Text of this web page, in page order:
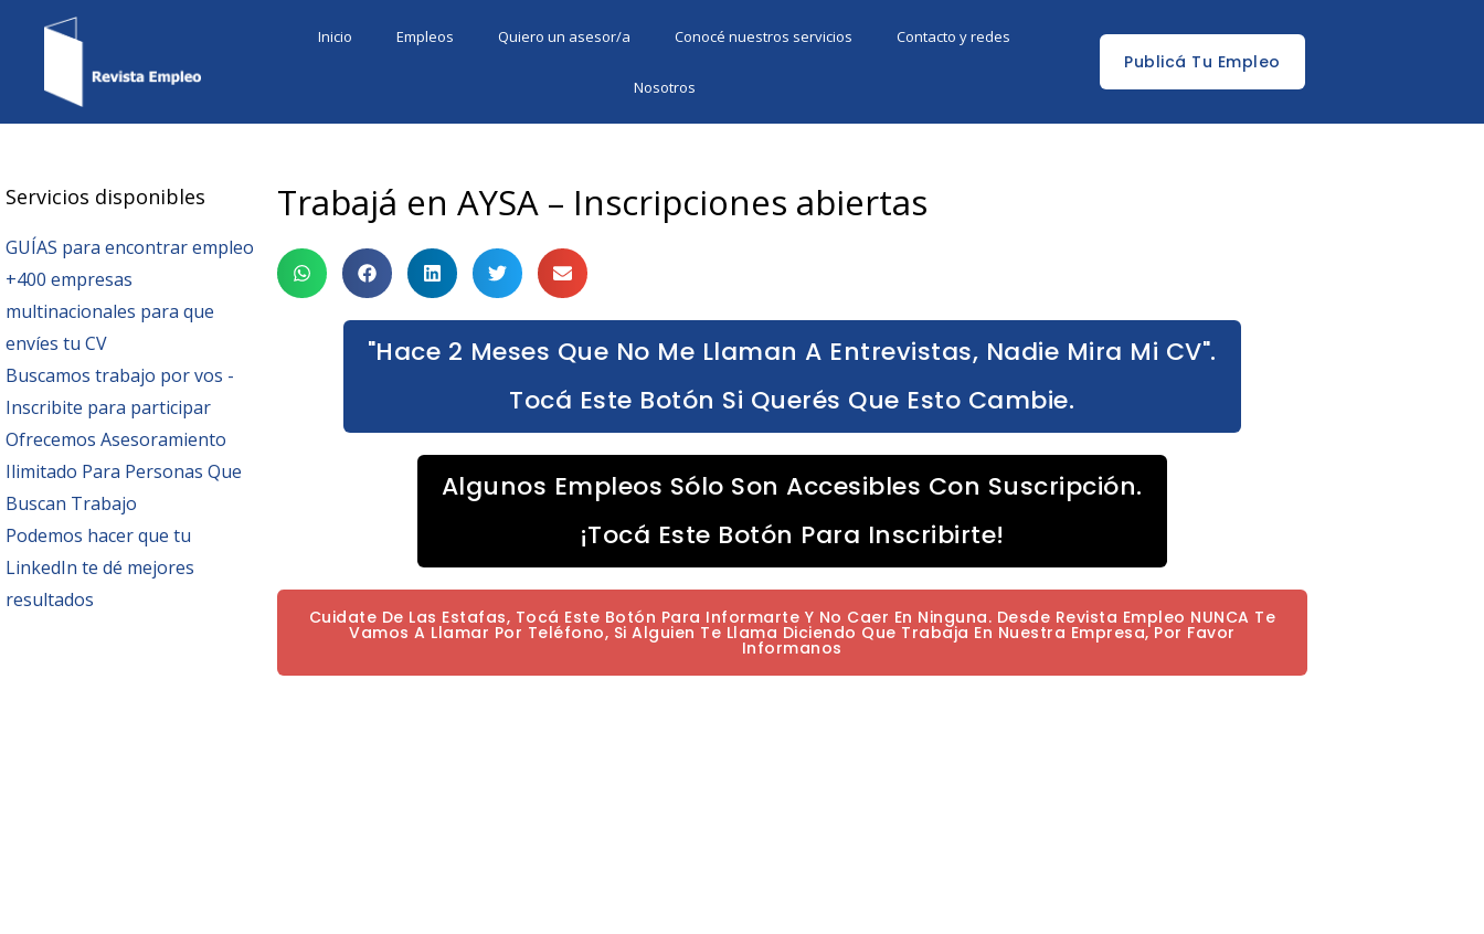
Inicio Empleos Quiero un asesor/a Conocé nuestros servicios Contacto y redes
Nosotros
Publicá Tu Empleo
Servicios disponibles
GUÍAS para encontrar empleo
+400 empresas
multinacionales para que
envíes tu CV
Buscamos trabajo por vos -
Inscribite para participar
Ofrecemos Asesoramiento
Ilimitado Para Personas Que
Buscan Trabajo
Podemos hacer que tu
LinkedIn te dé mejores
resultados
Trabajá en AYSA – Inscripciones abiertas
"Hace 2 Meses Que No Me Llaman A Entrevistas, Nadie Mira Mi CV".
Tocá Este Botón Si Querés Que Esto Cambie.
Algunos Empleos Sólo Son Accesibles Con Suscripción.
¡Tocá Este Botón Para Inscribirte!
Cuidate De Las Estafas, Tocá Este Botón Para Informarte Y No Caer En Ninguna. Desde Revista Empleo NUNCA Te
Vamos A Llamar Por Teléfono, Si Alguien Te Llama Diciendo Que Trabaja En Nuestra Empresa, Por Favor
Informanos